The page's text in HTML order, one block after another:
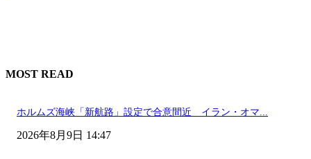
MOST READ
ホルムズ海峡「新航路」設定で合意間近 イラン・オマ...
2026年8月9日 14:47